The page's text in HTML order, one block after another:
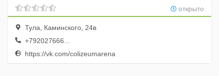
открыто
Тула, Каминского, 24в
+792027666...
https://vk.com/colizeumarena